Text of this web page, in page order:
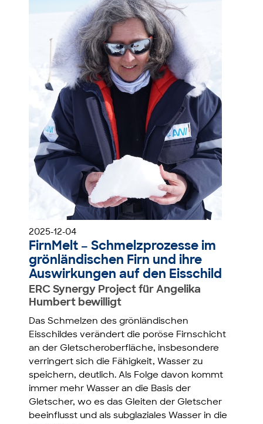
2025-12-04
FirnMelt – Schmelzprozesse im
grönländischen Firn und ihre
Auswirkungen auf den Eisschild
ERC Synergy Project für Angelika
Humbert bewilligt
Das Schmelzen des grönländischen
Eisschildes verändert die poröse Firnschicht
an der Gletscheroberfläche, insbesondere
verringert sich die Fähigkeit, Wasser zu
speichern, deutlich. Als Folge davon kommt
immer mehr Wasser an die Basis der
Gletscher, wo es das Gleiten der Gletscher
beeinflusst und als subglaziales Wasser in die